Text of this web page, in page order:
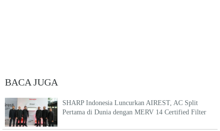
BACA JUGA
SHARP Indonesia Luncurkan AIREST, AC Split
Pertama di Dunia dengan MERV 14 Certified Filter